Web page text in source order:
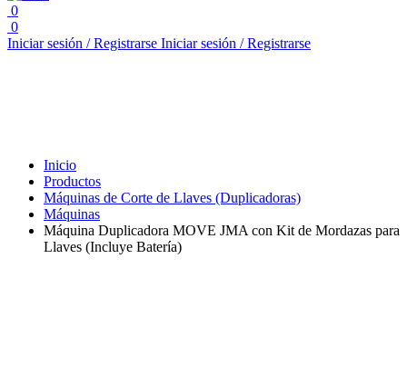
0
0
Iniciar sesión / Registrarse Iniciar sesión / Registrarse
Inicio
Productos
Máquinas de Corte de Llaves (Duplicadoras)
Máquinas
Máquina Duplicadora MOVE JMA con Kit de Mordazas para
Llaves (Incluye Batería)